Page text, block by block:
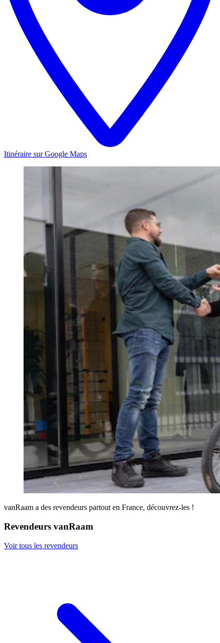
Itinéraire sur Google Maps
vanRaam a des revendeurs partout en France, découvrez-les !
Revendeurs vanRaam
Voir tous les revendeurs